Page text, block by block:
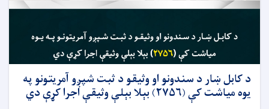
د کابل ښار د سندونو او وثیقو د ثبت شپږو آمریتونو په
يوه مياشت کې (۲۷۵۶) بېلا بېلې وثیقې اجرا کړې دي